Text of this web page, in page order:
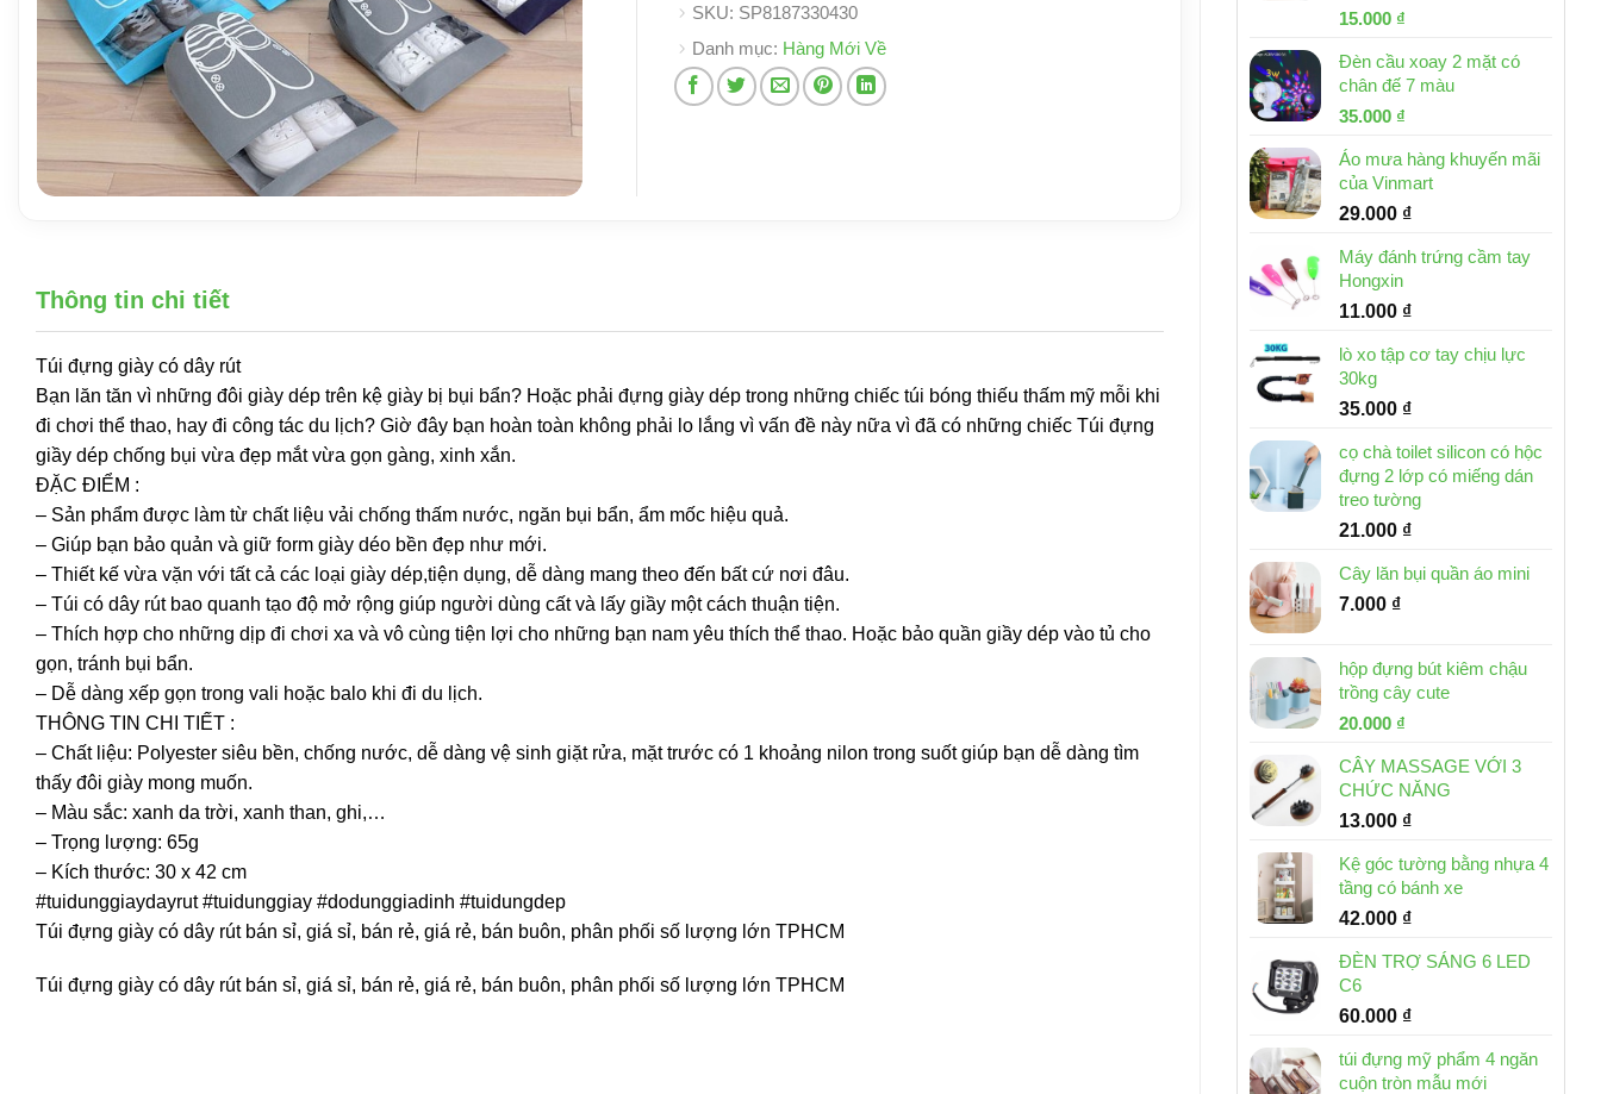
Giá
là:
32.000 ₫.
15.000 ₫
tại
là:
Đèn cầu xoay 2 mặt có
chân đế 7 màu
Giá
là:
46.000 ₫.
35.000 ₫
tại
là:
35.000 ₫.
Áo mưa hàng khuyến mãi
của Vinmart
29.000 ₫
Máy đánh trứng cầm tay
Hongxin
11.000 ₫
lò xo tập cơ tay chịu lực
30kg
35.000 ₫
cọ chà toilet silicon có hộc
đựng 2 lớp có miếng dán
treo tường
21.000 ₫
Cây lăn bụi quần áo mini
7.000 ₫
hộp đựng bút kiêm chậu
trồng cây cute
Giá
là:
30.000 ₫.
20.000 ₫
tại
là:
20.000 ₫.
CÂY MASSAGE VỚI 3
CHỨC NĂNG
13.000 ₫
Kệ góc tường bằng nhựa 4
tầng có bánh xe
42.000 ₫
ĐÈN TRỢ SÁNG 6 LED
C6
60.000 ₫
túi đựng mỹ phẩm 4 ngăn
cuộn tròn mẫu mới
SKU: SP8187330430
Danh mục: Hàng Mới Về
Thông tin chi tiết
Túi đựng giày có dây rút
Bạn lăn tăn vì những đôi giày dép trên kệ giày bị bụi bẩn? Hoặc phải đựng giày dép trong những chiếc túi bóng thiếu thấm mỹ mỗi khi
đi chơi thể thao, hay đi công tác du lịch? Giờ đây bạn hoàn toàn không phải lo lắng vì vấn đề này nữa vì đã có những chiếc Túi đựng
giầy dép chống bụi vừa đẹp mắt vừa gọn gàng, xinh xắn.
ĐẶC ĐIỂM :
– Sản phẩm được làm từ chất liệu vải chống thấm nước, ngăn bụi bẩn, ẩm mốc hiệu quả.
– Giúp bạn bảo quản và giữ form giày déo bền đẹp như mới.
– Thiết kế vừa vặn với tất cả các loại giày dép,tiện dụng, dễ dàng mang theo đến bất cứ nơi đâu.
– Túi có dây rút bao quanh tạo độ mở rộng giúp người dùng cất và lấy giầy một cách thuận tiện.
– Thích hợp cho những dịp đi chơi xa và vô cùng tiện lợi cho những bạn nam yêu thích thể thao. Hoặc bảo quần giầy dép vào tủ cho
gọn, tránh bụi bẩn.
– Dễ dàng xếp gọn trong vali hoặc balo khi đi du lịch.
THÔNG TIN CHI TIẾT :
– Chất liệu: Polyester siêu bền, chống nước, dễ dàng vệ sinh giặt rửa, mặt trước có 1 khoảng nilon trong suốt giúp bạn dễ dàng tìm
thấy đôi giày mong muốn.
– Màu sắc: xanh da trời, xanh than, ghi,…
– Trọng lượng: 65g
– Kích thước: 30 x 42 cm
#tuidunggiaydayrut #tuidunggiay #dodunggiadinh #tuidungdep
Túi đựng giày có dây rút bán sỉ, giá sỉ, bán rẻ, giá rẻ, bán buôn, phân phối số lượng lớn TPHCM
Túi đựng giày có dây rút bán sỉ, giá sỉ, bán rẻ, giá rẻ, bán buôn, phân phối số lượng lớn TPHCM